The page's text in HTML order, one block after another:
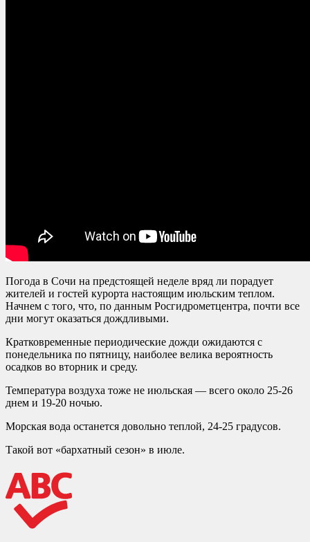
Погода в Сочи на предстоящей неделе вряд ли порадует
жителей и гостей курорта настоящим июльским теплом.
Начнем с того, что, по данным Росгидрометцентра, почти все
дни могут оказаться дождливыми.
Кратковременные периодические дожди ожидаются с
понедельника по пятницу, наиболее велика вероятность
осадков во вторник и среду.
Температура воздуха тоже не июльская — всего около 25-26
днем и 19-20 ночью.
Морская вода останется довольно теплой, 24-25 градусов.
Такой вот «бархатный сезон» в июле.